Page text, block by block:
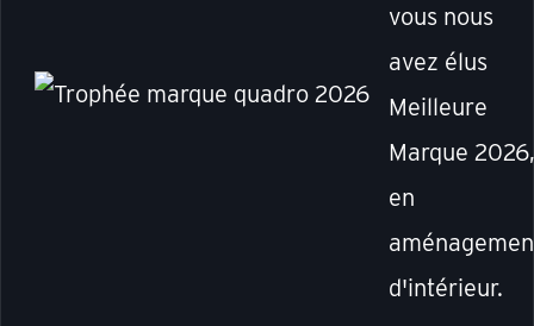
vous nous
avez élus
Meilleure
Marque 2026,
en
d'intérieur.